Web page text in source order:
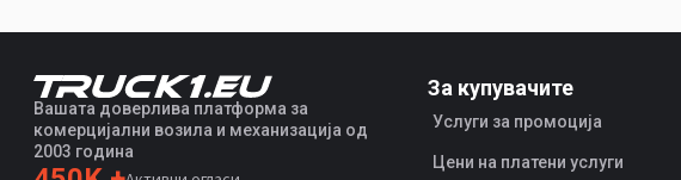
Вашата доверлива платформа за
комерцијални возила и механизација од
2003 година
За купувачите
Услуги за промоција
Цени на платени услуги